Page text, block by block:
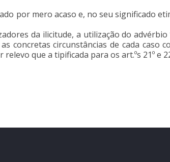
por mero acaso e, no seu significado
da ilicitude, a utilização do advérbio
concretas circunstâncias de cada caso
que a tipificada para os art.ºs 21º e